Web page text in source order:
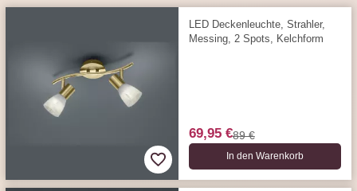
LED Deckenleuchte, Strahler,
Messing, 2 Spots, Kelchform
69,95 €89 €
In den Warenkorb